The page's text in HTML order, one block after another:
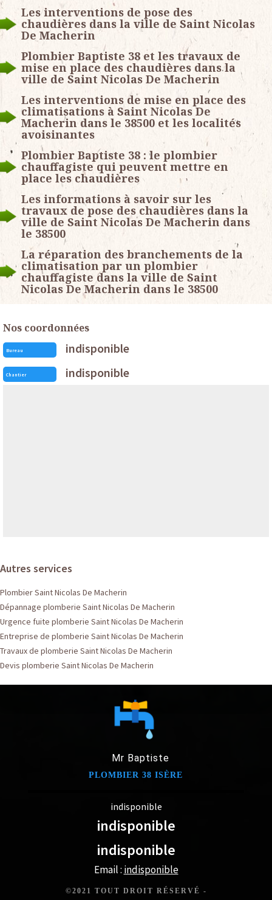
Les interventions de pose des
chaudières dans la ville de Saint Nicolas
De Macherin
Plombier Baptiste 38 et les travaux de
mise en place des chaudières dans la
ville de Saint Nicolas De Macherin
Les interventions de mise en place des
climatisations à Saint Nicolas De
Macherin dans le 38500 et les localités
avoisinantes
Plombier Baptiste 38 : le plombier
chauffagiste qui peuvent mettre en
place les chaudières
Les informations à savoir sur les
travaux de pose des chaudières dans la
ville de Saint Nicolas De Macherin dans
le 38500
La réparation des branchements de la
climatisation par un plombier
chauffagiste dans la ville de Saint
Nicolas De Macherin dans le 38500
Nos coordonnées
Bureau indisponible
Chantier indisponible
Autres services
Plombier Saint Nicolas De Macherin
Dépannage plomberie Saint Nicolas De Macherin
Urgence fuite plomberie Saint Nicolas De Macherin
Entreprise de plomberie Saint Nicolas De Macherin
Travaux de plomberie Saint Nicolas De Macherin
Devis plomberie Saint Nicolas De Macherin
Mr Baptiste
PLOMBIER 38 ISÈRE
indisponible
indisponible
indisponible
Email : indisponible
©2021 TOUT DROIT RÉSERVÉ -